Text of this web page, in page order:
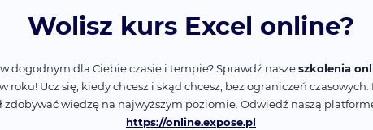
Wolisz kurs Excel online?
dogodnym dla Ciebie czasie i tempie? Sprawdź naszeszkolenia
roku! Ucz się, kiedy chcesz i skąd chcesz, bez ograniczeń
zdobywać wiedzę na najwyższym poziomie. Odwiedź naszą
https://online.expose.pl